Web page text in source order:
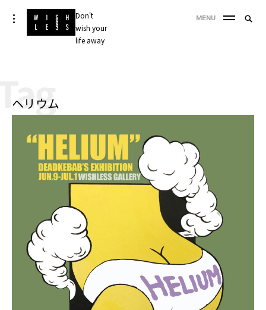
Skip
to
Don't
wish your
life away
toggle
open/close
sidebar
MENU
ヘリウム